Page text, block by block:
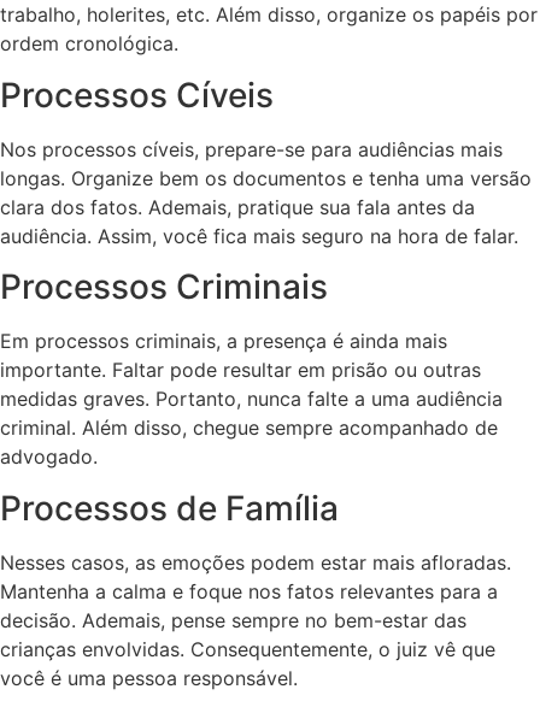
trabalho, holerites, etc. Além disso, organize os papéis por
ordem cronológica.
Processos Cíveis
Nos processos cíveis, prepare-se para audiências mais
longas. Organize bem os documentos e tenha uma versão
clara dos fatos. Ademais, pratique sua fala antes da
audiência. Assim, você fica mais seguro na hora de falar.
Processos Criminais
Em processos criminais, a presença é ainda mais
importante. Faltar pode resultar em prisão ou outras
medidas graves. Portanto, nunca falte a uma audiência
criminal. Além disso, chegue sempre acompanhado de
advogado.
Processos de Família
Nesses casos, as emoções podem estar mais afloradas.
Mantenha a calma e foque nos fatos relevantes para a
decisão. Ademais, pense sempre no bem-estar das
crianças envolvidas. Consequentemente, o juiz vê que
você é uma pessoa responsável.